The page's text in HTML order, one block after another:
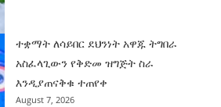
ተቋማት ለሳይበር ደህንነት አዋጁ ትግበራ
አስፈላጊውን የቅድመ ዝግጅት ስራ
እንዲያጠናቅቁ ተጠየቀ
August 7, 2026